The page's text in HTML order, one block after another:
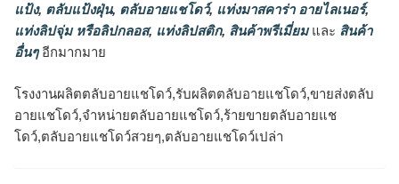
แป้ง, ตลับแป้งฝุ่น, ตลับอายแชโดว์, แท่งมาสคาร่า อายไลเนอร์,
แท่งลิปจุ่ม หรือลิปกลอส, แท่งลิปสติก, สินค้าพรีเมี่ยมและ สินค้า
อื่นๆอีกมากมาย
โรงงานผลิตตลับอายแชโดว์,รับผลิตตลับอายแชโดว์,ขายส่งตลับ
อายแชโดว์,จำหน่ายตลับอายแชโดว์,ร้ายขายตลับอายแช
โดว์,ตลับอายแชโดว์สวยๆ,ตลับอายแชโดว์เปล่า